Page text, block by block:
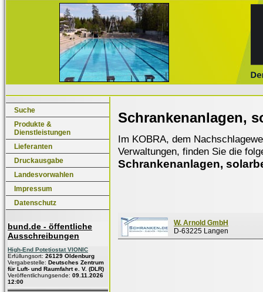
Suche
Produkte &
Dienstleistungen
Lieferanten
Druckausgabe
Landesvorwahlen
Impressum
Datenschutz
bund.de - öffentliche
Ausschreibungen
High-End Potetiostat VIONIC
Erfüllungsort: 26129 Oldenburg
Vergabestelle: Deutsches Zentrum
für Luft- und Raumfahrt e. V. (DLR)
Veröffentlichungsende: 09.11.2026
12:00
Schrankenanlagen,
Im KOBRA, dem
Verwaltungen, finden Sie die
Schrankenanlagen,
W. Arnold GmbH
D-63225 Langen